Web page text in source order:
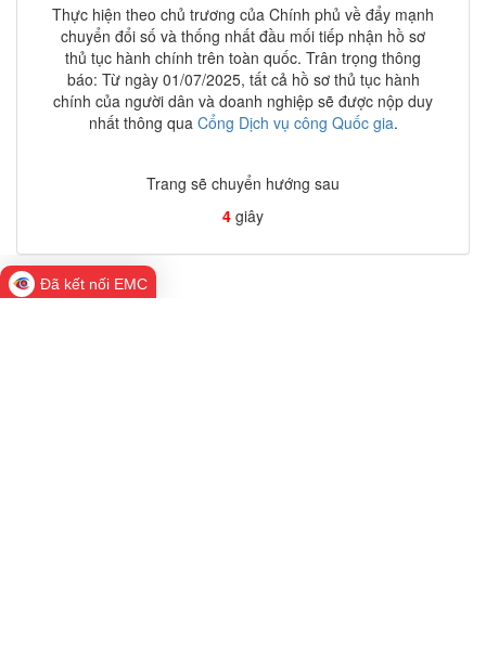
Thực hiện theo chủ trương của Chính phủ về đẩy mạnh
chuyển đổi số và thống nhất đầu mối tiếp nhận hồ sơ
thủ tục hành chính trên toàn quốc. Trân trọng thông
báo: Từ ngày 01/07/2025, tất cả hồ sơ thủ tục hành
chính của người dân và doanh nghiệp sẽ được nộp duy
nhất thông qua Cổng Dịch vụ công Quốc gia.
Trang sẽ chuyển hướng sau
4 giây
Đã kết nối EMC